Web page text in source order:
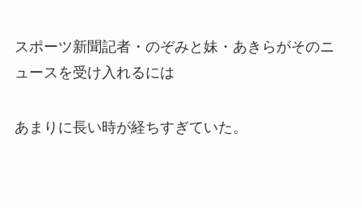
スポーツ新聞記者・のぞみと妹・あきらがそのニ
ュースを受け入れるには
あまりに長い時が経ちすぎていた。